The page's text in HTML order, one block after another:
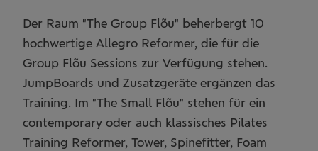
Der Raum "The Group Flõu" beherbergt 10
hochwertige Allegro Reformer, die für die
Group Flõu Sessions zur Verfügung stehen.
JumpBoards und Zusatzgeräte ergänzen das
Training. Im "The Small Flõu" stehen für ein
contemporary oder auch klassisches Pilates
Training Reformer, Tower, Spinefitter, Foam